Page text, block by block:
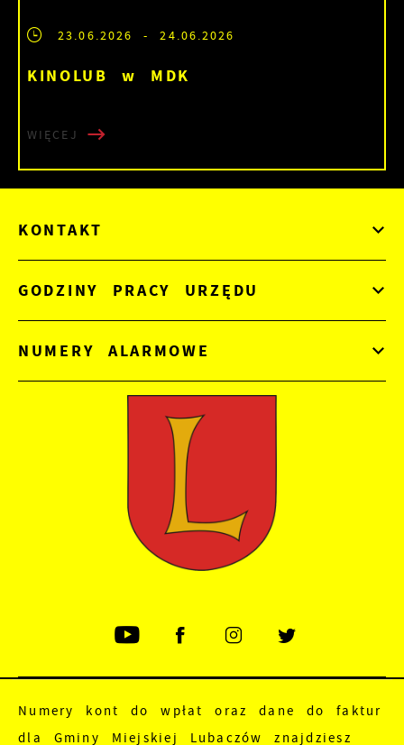
23.06.2026 - 24.06.2026
KINOLUB w MDK
WIĘCEJ
KONTAKT
GODZINY PRACY URZĘDU
NUMERY ALARMOWE
Numery kont do wpłat oraz dane do faktur
dla Gminy Miejskiej Lubaczów znajdziesz